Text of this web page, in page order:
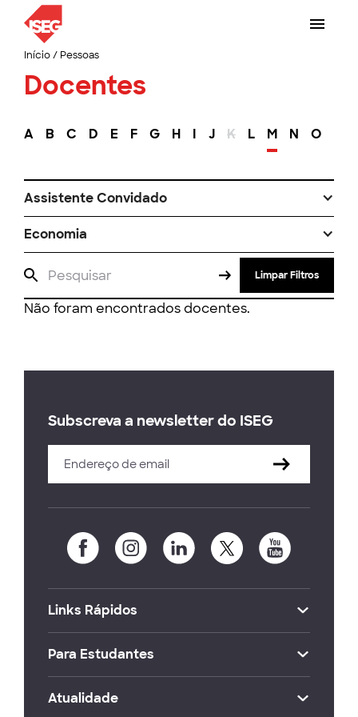
Início/ Pessoas
Docentes
A B C D E F G H I J K L M N O
Assistente Convidado
Economia
Limpar Filtros
Não foram encontrados docentes.
Subscreva a newsletter do ISEG
Links Rápidos
Para Estudantes
Atualidade